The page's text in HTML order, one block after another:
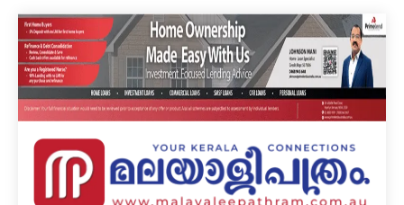
Skip
to
content